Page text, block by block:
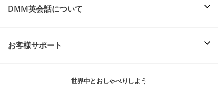
DMM英会話について
お客様サポート
世界中とおしゃべりしよう